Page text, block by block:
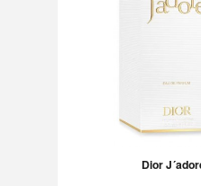
Dior